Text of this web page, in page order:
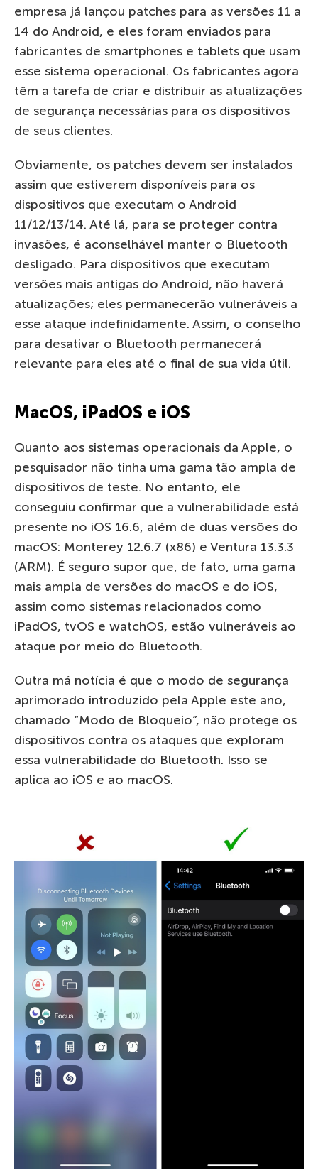
empresa já lançou patches para as versões 11 a
14 do Android, e eles foram enviados para
fabricantes de smartphones e tablets que usam
esse sistema operacional. Os fabricantes agora
têm a tarefa de criar e distribuir as atualizações
de segurança necessárias para os dispositivos
de seus clientes.
Obviamente, os patches devem ser instalados
assim que estiverem disponíveis para os
dispositivos que executam o Android
11/12/13/14. Até lá, para se proteger contra
invasões, é aconselhável manter o Bluetooth
desligado. Para dispositivos que executam
versões mais antigas do Android, não haverá
atualizações; eles permanecerão vulneráveis a
esse ataque indefinidamente. Assim, o conselho
para desativar o Bluetooth permanecerá
relevante para eles até o final de sua vida útil.
MacOS, iPadOS e iOS
Quanto aos sistemas operacionais da Apple, o
pesquisador não tinha uma gama tão ampla de
dispositivos de teste. No entanto, ele
conseguiu confirmar que a vulnerabilidade está
presente no iOS 16.6, além de duas versões do
macOS: Monterey 12.6.7 (x86) e Ventura 13.3.3
(ARM). É seguro supor que, de fato, uma gama
mais ampla de versões do macOS e do iOS,
assim como sistemas relacionados como
iPadOS, tvOS e watchOS, estão vulneráveis ao
ataque por meio do Bluetooth.
Outra má notícia é que o modo de segurança
aprimorado introduzido pela Apple este ano,
chamado “Modo de Bloqueio”, não protege os
dispositivos contra os ataques que exploram
essa vulnerabilidade do Bluetooth. Isso se
aplica ao iOS e ao macOS.